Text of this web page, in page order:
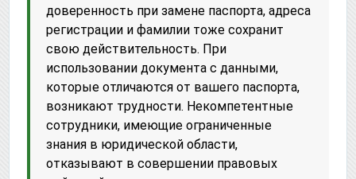
доверенность при замене паспорта, адреса
регистрации и фамилии тоже сохранит
свою действительность. При
использовании документа с данными,
которые отличаются от вашего паспорта,
возникают трудности. Некомпетентные
сотрудники, имеющие ограниченные
знания в юридической области,
отказывают в совершении правовых